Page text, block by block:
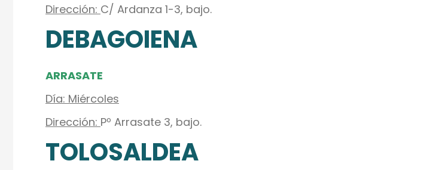
Dirección: C/ Ardanza 1-3, bajo.
DEBAGOIENA
ARRASATE
Día: Miércoles
Dirección: Pº Arrasate 3, bajo.
TOLOSALDEA